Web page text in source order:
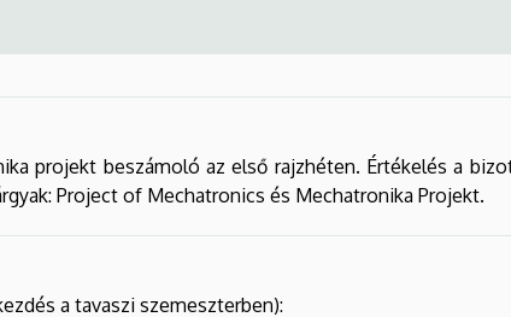
projekt beszámoló az első rajzhéten. Értékelés a
Project of Mechatronics és Mechatronika Projekt.
a tavaszi szemeszterben):